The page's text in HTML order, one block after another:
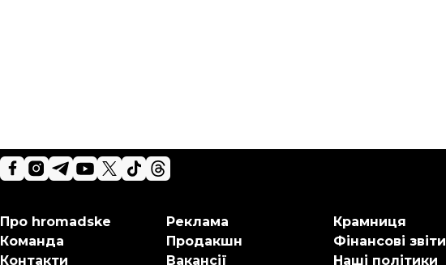
Про hromadske
Команда
Контакти
Реклама
Продакшн
Вакансії
Крамниця
Фінансові звіти
Наші політики